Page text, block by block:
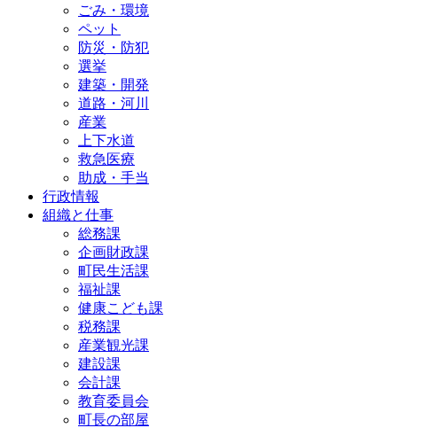
ごみ・環境
ペット
防災・防犯
選挙
建築・開発
道路・河川
産業
上下水道
救急医療
助成・手当
行政情報
組織と仕事
総務課
企画財政課
町民生活課
福祉課
健康こども課
税務課
産業観光課
建設課
会計課
教育委員会
町長の部屋